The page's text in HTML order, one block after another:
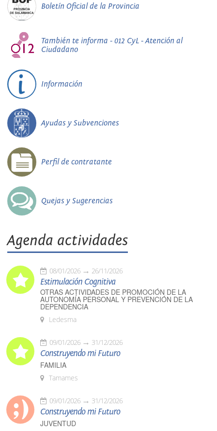
Boletín Oficial de la Provincia
También te informa - 012 CyL - Atención al
Ciudadano
Información
Ayudas y Subvenciones
Perfil de contratante
Quejas y Sugerencias
Agenda actividades
08/01/2026 26/11/2026
Estimulación Cognitiva
OTRAS ACTIVIDADES DE PROMOCIÓN DE LA
AUTONOMÍA PERSONAL Y PREVENCIÓN DE LA
DEPENDENCIA
Ledesma
09/01/2026 31/12/2026
Construyendo mi Futuro
FAMILIA
Tamames
09/01/2026 31/12/2026
Construyendo mi Futuro
JUVENTUD